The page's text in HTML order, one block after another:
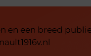
en een breed